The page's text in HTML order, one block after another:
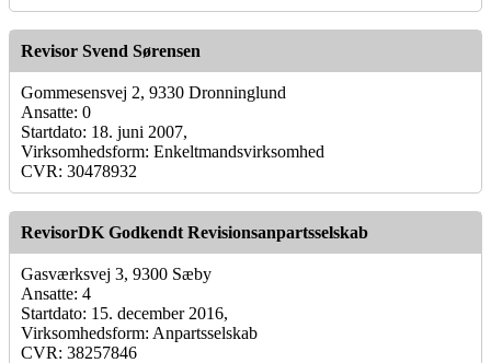
Revisor Svend Sørensen
Gommesensvej 2, 9330 Dronninglund
Ansatte: 0
Startdato: 18. juni 2007,
Virksomhedsform: Enkeltmandsvirksomhed
CVR: 30478932
RevisorDK Godkendt Revisionsanpartsselskab
Gasværksvej 3, 9300 Sæby
Ansatte: 4
Startdato: 15. december 2016,
Virksomhedsform: Anpartsselskab
CVR: 38257846